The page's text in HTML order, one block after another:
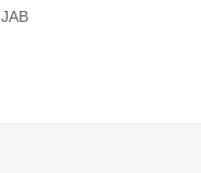
JAB